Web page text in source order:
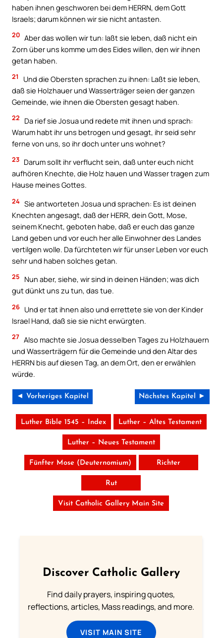
haben ihnen geschworen bei dem HERRN, dem Gott
Israels; darum können wir sie nicht antasten.
20 Aber das wollen wir tun: laßt sie leben, daß nicht ein
Zorn über uns komme um des Eides willen, den wir ihnen
getan haben.
21
Und die Obersten sprachen zu ihnen: Laßt sie leben,
daß sie Holzhauer und Wasserträger seien der ganzen
Gemeinde, wie ihnen die Obersten gesagt haben.
22
Da rief sie Josua und redete mit ihnen und sprach:
Warum habt ihr uns betrogen und gesagt, ihr seid sehr
ferne von uns, so ihr doch unter uns wohnet?
23 Darum sollt ihr verflucht sein, daß unter euch nicht
aufhören Knechte, die Holz hauen und Wasser tragen zum
Hause meines Gottes.
24 Sie antworteten Josua und sprachen: Es ist deinen
Knechten angesagt, daß der HERR, dein Gott, Mose,
seinem Knecht, geboten habe, daß er euch das ganze
Land geben und vor euch her alle Einwohner des Landes
vertilgen wolle. Da fürchteten wir für unser Leben vor euch
sehr und haben solches getan.
25
Nun aber, siehe, wir sind in deinen Händen; was dich
gut dünkt uns zu tun, das tue.
26 Und er tat ihnen also und errettete sie von der Kinder
Israel Hand, daß sie sie nicht erwürgten.
27 Also machte sie Josua desselben Tages zu Holzhauern
und Wasserträgern für die Gemeinde und den Altar des
HERRN bis auf diesen Tag, an dem Ort, den er erwählen
würde.
◄ Vorheriges Kapitel Nächstes Kapitel ►
Luther Bible 1545 – Index Luther – Altes Testament
Luther – Neues Testament
Fünfter Mose (Deuternomium) Richter
Rut
Visit Catholic Gallery Main Site
Discover Catholic Gallery
Find daily prayers, inspiring quotes,
reflections, articles, Mass readings, and more.
VISIT MAIN SITE